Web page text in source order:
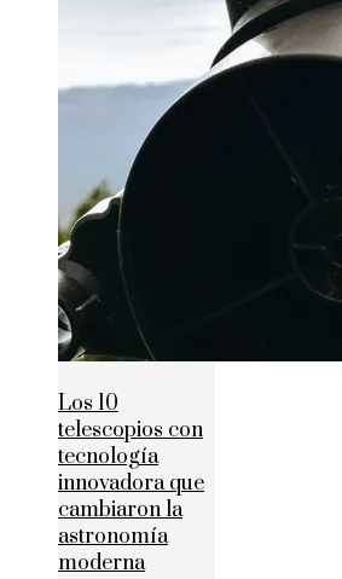
Los 10
telescopios con
tecnología
innovadora que
cambiaron la
astronomía
moderna